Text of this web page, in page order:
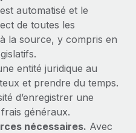
automatisé et le
de toutes les
la source, y compris en
entité juridique au
et prendre du temps.
d’enregistrer une
généraux.
nécessaires. Avec